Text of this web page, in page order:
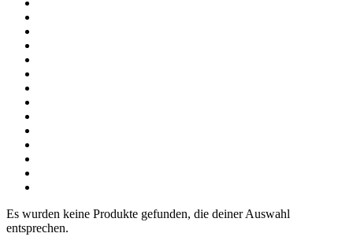
Es wurden keine Produkte gefunden, die deiner Auswahl
entsprechen.